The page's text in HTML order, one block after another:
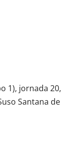
1), jornada 20,
Santana de